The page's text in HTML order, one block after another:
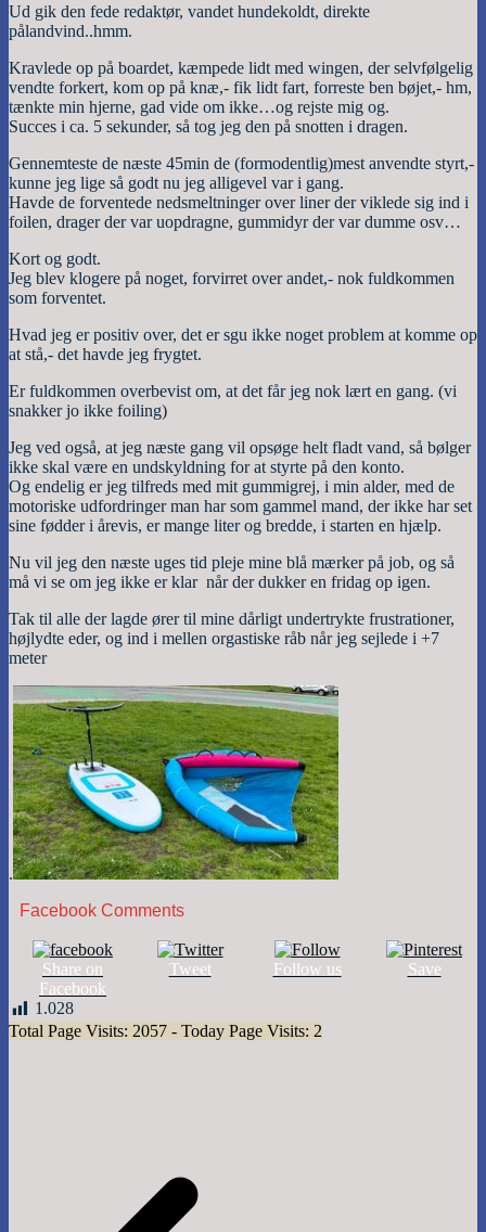
Ud gik den fede redaktør, vandet hundekoldt, direkte
pålandvind..hmm.
Kravlede op på boardet, kæmpede lidt med wingen, der selvfølgelig
vendte forkert, kom op på knæ,- fik lidt fart, forreste ben bøjet,- hm,
tænkte min hjerne, gad vide om ikke…og rejste mig og.
Succes i ca. 5 sekunder, så tog jeg den på snotten i dragen.
Gennemteste de næste 45min de (formodentlig)mest anvendte styrt,-
kunne jeg lige så godt nu jeg alligevel var i gang.
Havde de forventede nedsmeltninger over liner der viklede sig ind i
foilen, drager der var uopdragne, gummidyr der var dumme osv…
Kort og godt.
Jeg blev klogere på noget, forvirret over andet,- nok fuldkommen
som forventet.
Hvad jeg er positiv over, det er sgu ikke noget problem at komme op
at stå,- det havde jeg frygtet.
Er fuldkommen overbevist om, at det får jeg nok lært en gang. (vi
snakker jo ikke foiling)
Jeg ved også, at jeg næste gang vil opsøge helt fladt vand, så bølger
ikke skal være en undskyldning for at styrte på den konto.
Og endelig er jeg tilfreds med mit gummigrej, i min alder, med de
motoriske udfordringer man har som gammel mand, der ikke har set
sine fødder i årevis, er mange liter og bredde, i starten en hjælp.
Nu vil jeg den næste uges tid pleje mine blå mærker på job, og så
må vi se om jeg ikke er klar når der dukker en fridag op igen.
Tak til alle der lagde ører til mine dårligt undertrykte frustrationer,
højlydte eder, og ind i mellen orgastiske råb når jeg sejlede i +7
meter
.
Facebook Comments
Share on
Facebook
Tweet Follow us Save
1.028
Total Page Visits: 2057 - Today Page Visits: 2